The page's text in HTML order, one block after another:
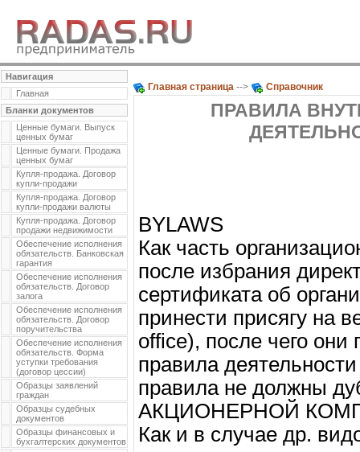
Навигация
Главная
Бланки документов
Ценные бумаги. Выпуск
ценных бумаг
Ценные бумаги. Продажа
ценных бумаг
Купля-продажа. Договор
купли-продажи
Купля-продажа. Договор
купли-продажи валюты
Купля-продажа. Договор
продажи недвижимости
Обеспечение исполнения
обязательств. Банковская
гарантия
Обеспечение исполнения
обязательств. Договор
залога
Обеспечение исполнения
обязательств. Договор
поручительства
Обеспечение исполнения
обязательств. Форма
уступки требования
(договор цессии)
Образцы заявлений
граждан
Образцы судебных
документов
Образцы финансовых и
бухгалтерских документов
Главная страница --> Справочник
ПРАВИЛА
BYLAWS
Как часть
после избрания
сертификата об
принести присягу на
office), после чего
правила
правила не должны
АКЦИОНЕРНОЙ
Как и в случае др.